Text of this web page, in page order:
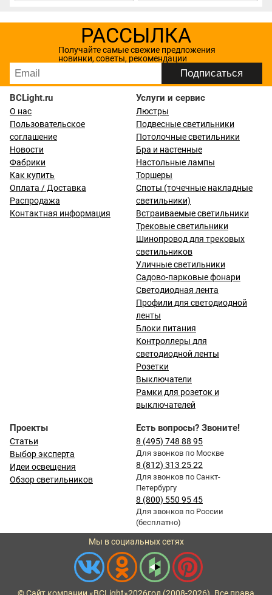
РАССЫЛКА
Получайте самые свежие предложения
новинки, советы, рекомендации
BCLight.ru
О нас
Пользовательское
соглашение
Новости
Фабрики
Как купить
Оплата / Доставка
Распродажа
Контактная информация
Услуги и сервис
Люстры
Подвесные светильники
Потолочные светильники
Бра и настенные
Настольные лампы
Торшеры
Споты (точечные накладные
светильники)
Встраиваемые светильники
Трековые светильники
Шинопровод для трековых
светильников
Уличные светильники
Садово-парковые фонари
Светодиодная лента
Профили для светодиодной
ленты
Блоки питания
Контроллеры для
светодиодной ленты
Розетки
Выключатели
Рамки для розеток и
выключателей
Проекты
Статьи
Выбор эксперта
Идеи освещения
Обзор светильников
Есть вопросы? Звоните!
8 (495) 748 88 95
Для звонков по Москве
8 (812) 313 25 22
Для звонков по Санкт-
Петербургу
8 (800) 550 95 45
Для звонков по России
(бесплатно)
Мы в социальных сетях